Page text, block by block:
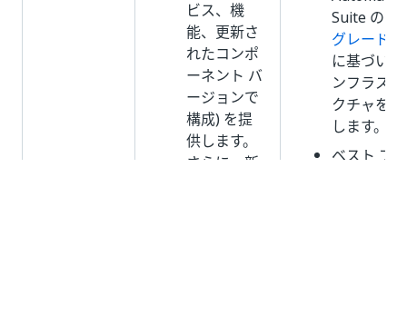
ビス、機
能、更新さ
れたコンポ
ーネント バ
ージョンで
構成) を提
供します。
さらに、新
Suite の
グレード
に基づい
ンフラス
クチャを
します。
ベスト プ